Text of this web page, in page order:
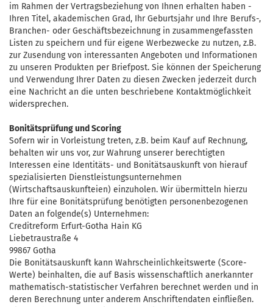
im Rahmen der Vertragsbeziehung von Ihnen erhalten haben -
Ihren Titel, akademischen Grad, Ihr Geburtsjahr und Ihre Berufs-,
Branchen- oder Geschäftsbezeichnung in zusammengefassten
Listen zu speichern und für eigene Werbezwecke zu nutzen, z.B.
zur Zusendung von interessanten Angeboten und Informationen
zu unseren Produkten per Briefpost. Sie können der Speicherung
und Verwendung Ihrer Daten zu diesen Zwecken jederzeit durch
eine Nachricht an die unten beschriebene Kontaktmöglichkeit
widersprechen.
Bonitätsprüfung und Scoring
Sofern wir in Vorleistung treten, z.B. beim Kauf auf Rechnung,
behalten wir uns vor, zur Wahrung unserer berechtigten
Interessen eine Identitäts- und Bonitätsauskunft von hierauf
spezialisierten Dienstleistungsunternehmen
(Wirtschaftsauskunfteien) einzuholen. Wir übermitteln hierzu
Ihre für eine Bonitätsprüfung benötigten personenbezogenen
Daten an folgende(s) Unternehmen:
Creditreform Erfurt-Gotha Hain KG
Liebetraustraße 4
99867 Gotha
Die Bonitätsauskunft kann Wahrscheinlichkeitswerte (Score-
Werte) beinhalten, die auf Basis wissenschaftlich anerkannter
mathematisch-statistischer Verfahren berechnet werden und in
deren Berechnung unter anderem Anschriftendaten einfließen.